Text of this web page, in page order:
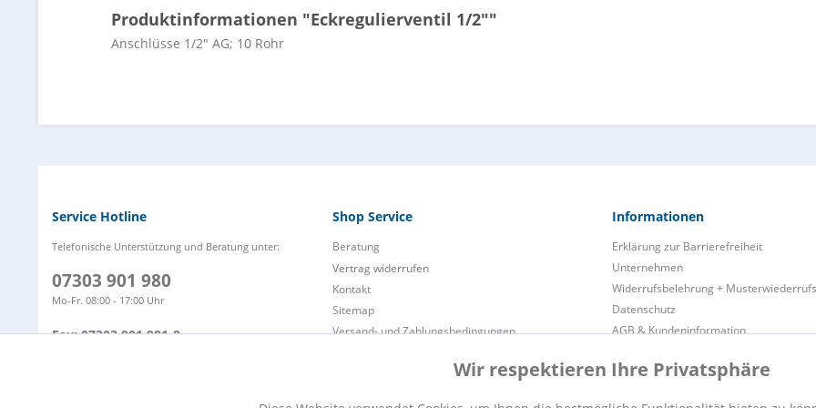
Produktinformationen "Eckregulierventil 1/2""
Anschlüsse 1/2" AG; 10 Rohr
Service Hotline
Telefonische Unterstützung und Beratung unter:
07303 901 980
Mo-Fr. 08:00 - 17:00 Uhr
Fax: 07303 901 981-8
Shop Service
Beratung
Vertrag widerrufen
Kontakt
Sitemap
Versand- und Zahlungsbedingungen
Informationen
Erklärung zur Barrierefreiheit
Unternehmen
Widerrufsbelehrung +
Datenschutz
AGB & Kundeninformation
Cookie preferences
Wir respektieren Ihre Privatsphäre